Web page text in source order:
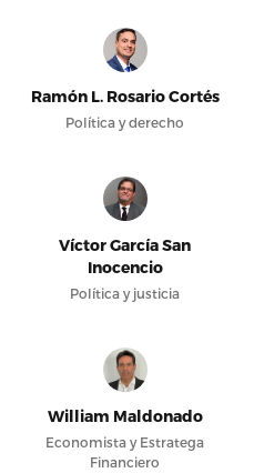
Ramón L. Rosario Cortés
Política y derecho
Víctor García San
Inocencio
Política y justicia
William Maldonado
Economista y Estratega
Financiero